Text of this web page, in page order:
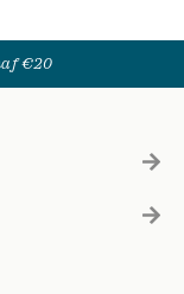
€20